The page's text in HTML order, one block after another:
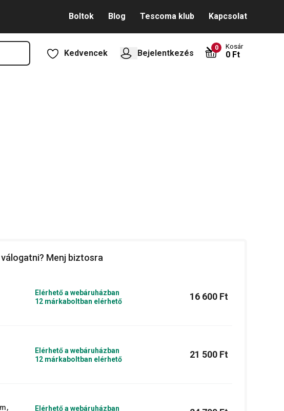
Boltok Blog Tescoma klub Kapcsolat
Kedvencek Bejelentkezés
0 Kosár
0 Ft
Menj biztosra
Elérhető a webáruházban
12 márkaboltban elérhető
16 600 Ft
Elérhető a webáruházban
12 márkaboltban elérhető
21 500 Ft
Elérhető a webáruházban